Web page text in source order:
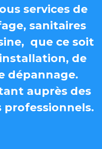
services de
sanitaires
que ce soit
de
dépannage.
auprès des
professionnels.